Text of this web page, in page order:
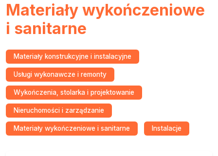
Materiały wykończeniowe
i sanitarne
Materiały konstrukcyjne i instalacyjne
Usługi wykonawcze i remonty
Wykończenia, stolarka i projektowanie
Nieruchomości i zarządzanie
Materiały wykończeniowe i sanitarne Instalacje